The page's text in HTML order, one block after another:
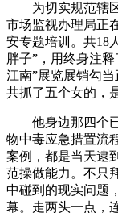
为切实规范辖区
市场监视办理局正
安专题培训。共18
胖子”，用终身注
江南”展览展销勾
共抓了五个女的，
他身边那四个已
物中毒应急措置流
案例，都是当天逮
范操做能力。不只
中碰到的现实问题
幕。走两头一点，